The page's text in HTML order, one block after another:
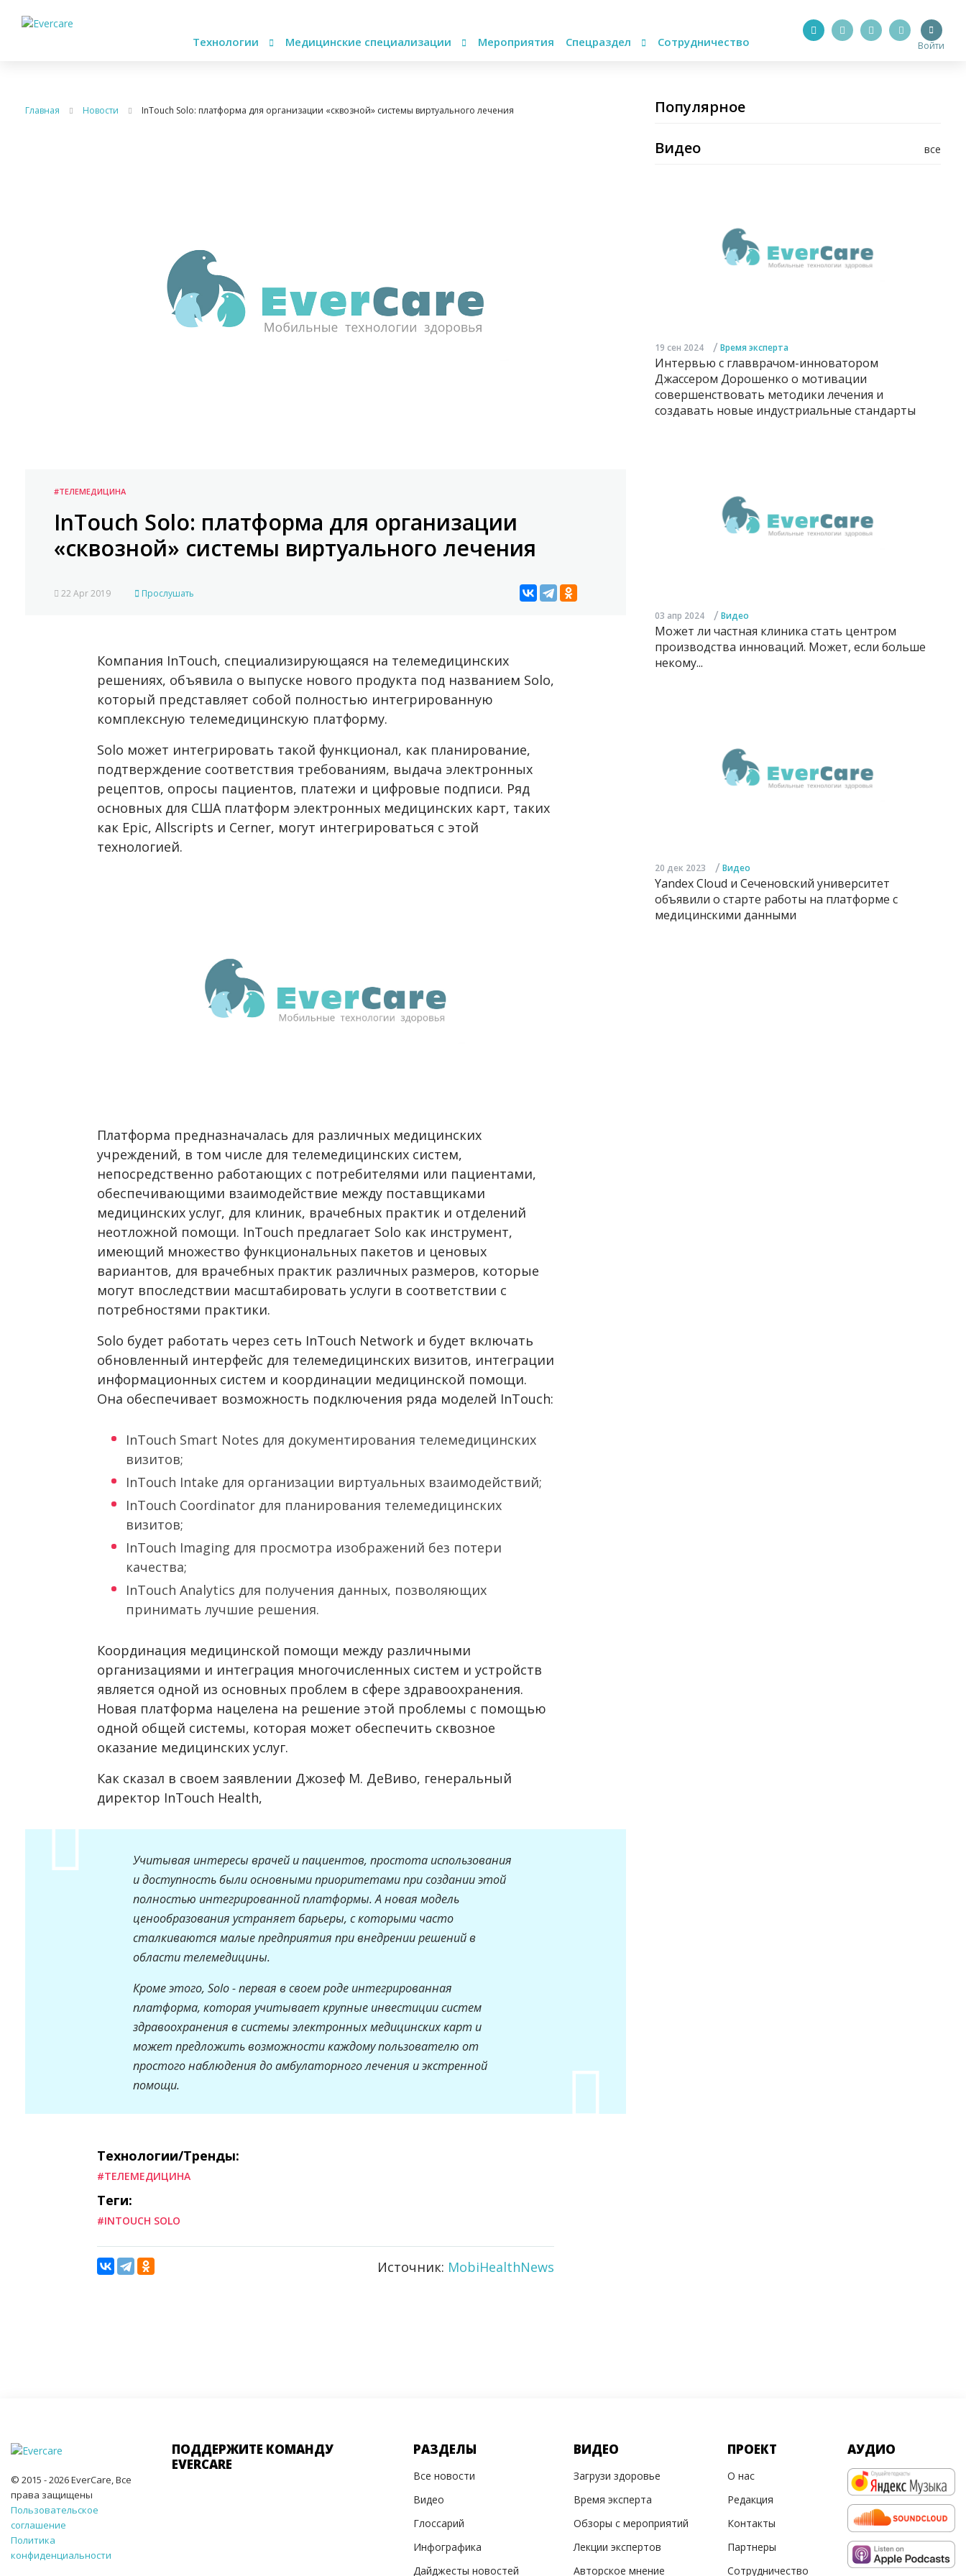
Технологии Медицинские специализации Мероприятия Спецраздел Сотрудничество Войти
Главная Новости InTouch Solo: платформа для организации «сквозной» системы виртуального лечения
#ТЕЛЕМЕДИЦИНА
InTouch Solo: платформа для организации
«сквозной» системы виртуального лечения
22 Apr 2019 Прослушать
Компания InTouch, специализирующаяся на телемедицинских
решениях, объявила о выпуске нового продукта под названием Solo,
который представляет собой полностью интегрированную
комплексную телемедицинскую платформу.
Solo может интегрировать такой функционал, как планирование,
подтверждение соответствия требованиям, выдача электронных
рецептов, опросы пациентов, платежи и цифровые подписи. Ряд
основных для США платформ электронных медицинских карт, таких
как Epic, Allscripts и Cerner, могут интегрироваться с этой
технологией.
Платформа предназначалась для различных медицинских
учреждений, в том числе для телемедицинских систем,
непосредственно работающих с потребителями или пациентами,
обеспечивающими взаимодействие между поставщиками
медицинских услуг, для клиник, врачебных практик и отделений
неотложной помощи. InTouch предлагает Solo как инструмент,
имеющий множество функциональных пакетов и ценовых
вариантов, для врачебных практик различных размеров, которые
могут впоследствии масштабировать услуги в соответствии с
потребностями практики.
Solo будет работать через сеть InTouch Network и будет включать
обновленный интерфейс для телемедицинских визитов, интеграции
информационных систем и координации медицинской помощи.
Она обеспечивает возможность подключения ряда моделей InTouch:
InTouch Smart Notes для документирования телемедицинских
визитов;
InTouch Intake для организации виртуальных взаимодействий;
InTouch Coordinator для планирования телемедицинских
визитов;
InTouch Imaging для просмотра изображений без потери
качества;
InTouch Analytics для получения данных, позволяющих
принимать лучшие решения.
Координация медицинской помощи между различными
организациями и интеграция многочисленных систем и устройств
является одной из основных проблем в сфере здравоохранения.
Новая платформа нацелена на решение этой проблемы с помощью
одной общей системы, которая может обеспечить сквозное
оказание медицинских услуг.
Как сказал в своем заявлении Джозеф М. ДеВиво, генеральный
директор InTouch Health,
Учитывая интересы врачей и пациентов, простота использования
и доступность были основными приоритетами при создании этой
полностью интегрированной платформы. А новая модель
ценообразования устраняет барьеры, с которыми часто
сталкиваются малые предприятия при внедрении решений в
области телемедицины.
Кроме этого, Solo - первая в своем роде интегрированная
платформа, которая учитывает крупные инвестиции систем
здравоохранения в системы электронных медицинских карт и
может предложить возможности каждому пользователю от
простого наблюдения до амбулаторного лечения и экстренной
помощи.
Технологии/Тренды:
#ТЕЛЕМЕДИЦИНА
Теги:
#INTOUCH SOLO
Источник: MobiHealthNews
Популярное
все
Видео
19 сен 2024 / Время эксперта
Интервью с главврачом-инноватором
Джассером Дорошенко о мотивации
совершенствовать методики лечения и
создавать новые индустриальные стандарты
03 апр 2024 / Видео
Может ли частная клиника стать центром
производства инноваций. Может, если больше
некому...
20 дек 2023 / Видео
Yandex Cloud и Сеченовский университет
объявили о старте работы на платформе с
медицинскими данными
© 2015 - 2026 EverCare, Все
права защищены
Пользовательское
соглашение
Политика
конфиденциальности
ПОДДЕРЖИТЕ КОМАНДУ
EVERCARE
РАЗДЕЛЫ
Все новости
Видео
Глоссарий
Инфографика
Дайджесты новостей
ВИДЕО
Загрузи здоровье
Время эксперта
Обзоры с мероприятий
Лекции экспертов
Авторское мнение
ПРОЕКТ
О нас
Редакция
Контакты
Партнеры
Сотрудничество
АУДИО